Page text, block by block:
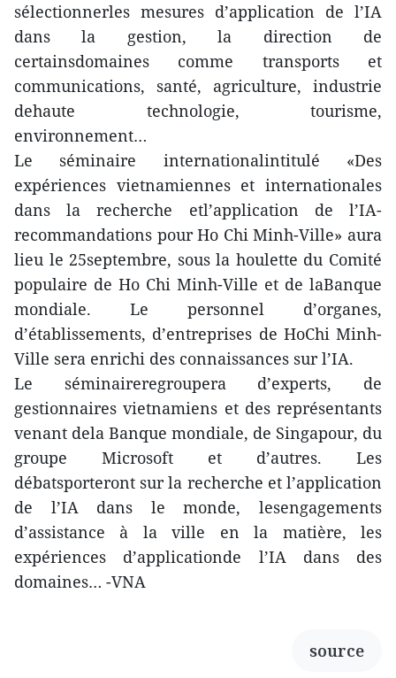
sélectionnerles mesures d’application de l’IA
dans la gestion, la direction de
certainsdomaines comme transports et
communications, santé, agriculture, industrie
dehaute technologie, tourisme,
environnement…
Le séminaire internationalintitulé «Des
expériences vietnamiennes et internationales
dans la recherche etl’application de l’IA-
recommandations pour Ho Chi Minh-Ville» aura
lieu le 25septembre, sous la houlette du Comité
populaire de Ho Chi Minh-Ville et de laBanque
mondiale. Le personnel d’organes,
d’établissements, d’entreprises de HoChi Minh-
Ville sera enrichi des connaissances sur l’IA.
Le séminaireregroupera d’experts, de
gestionnaires vietnamiens et des représentants
venant dela Banque mondiale, de Singapour, du
groupe Microsoft et d’autres. Les
débatsporteront sur la recherche et l’application
de l’IA dans le monde, lesengagements
d’assistance à la ville en la matière, les
expériences d’applicationde l’IA dans des
domaines… -VNA
source